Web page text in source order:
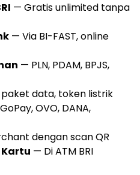
— Gratis unlimited tanpa
— Via BI-FAST, online
— PLN, PDAM, BPJS,
paket data, token listrik
OVO, DANA,
dengan scan QR
— Di ATM BRI